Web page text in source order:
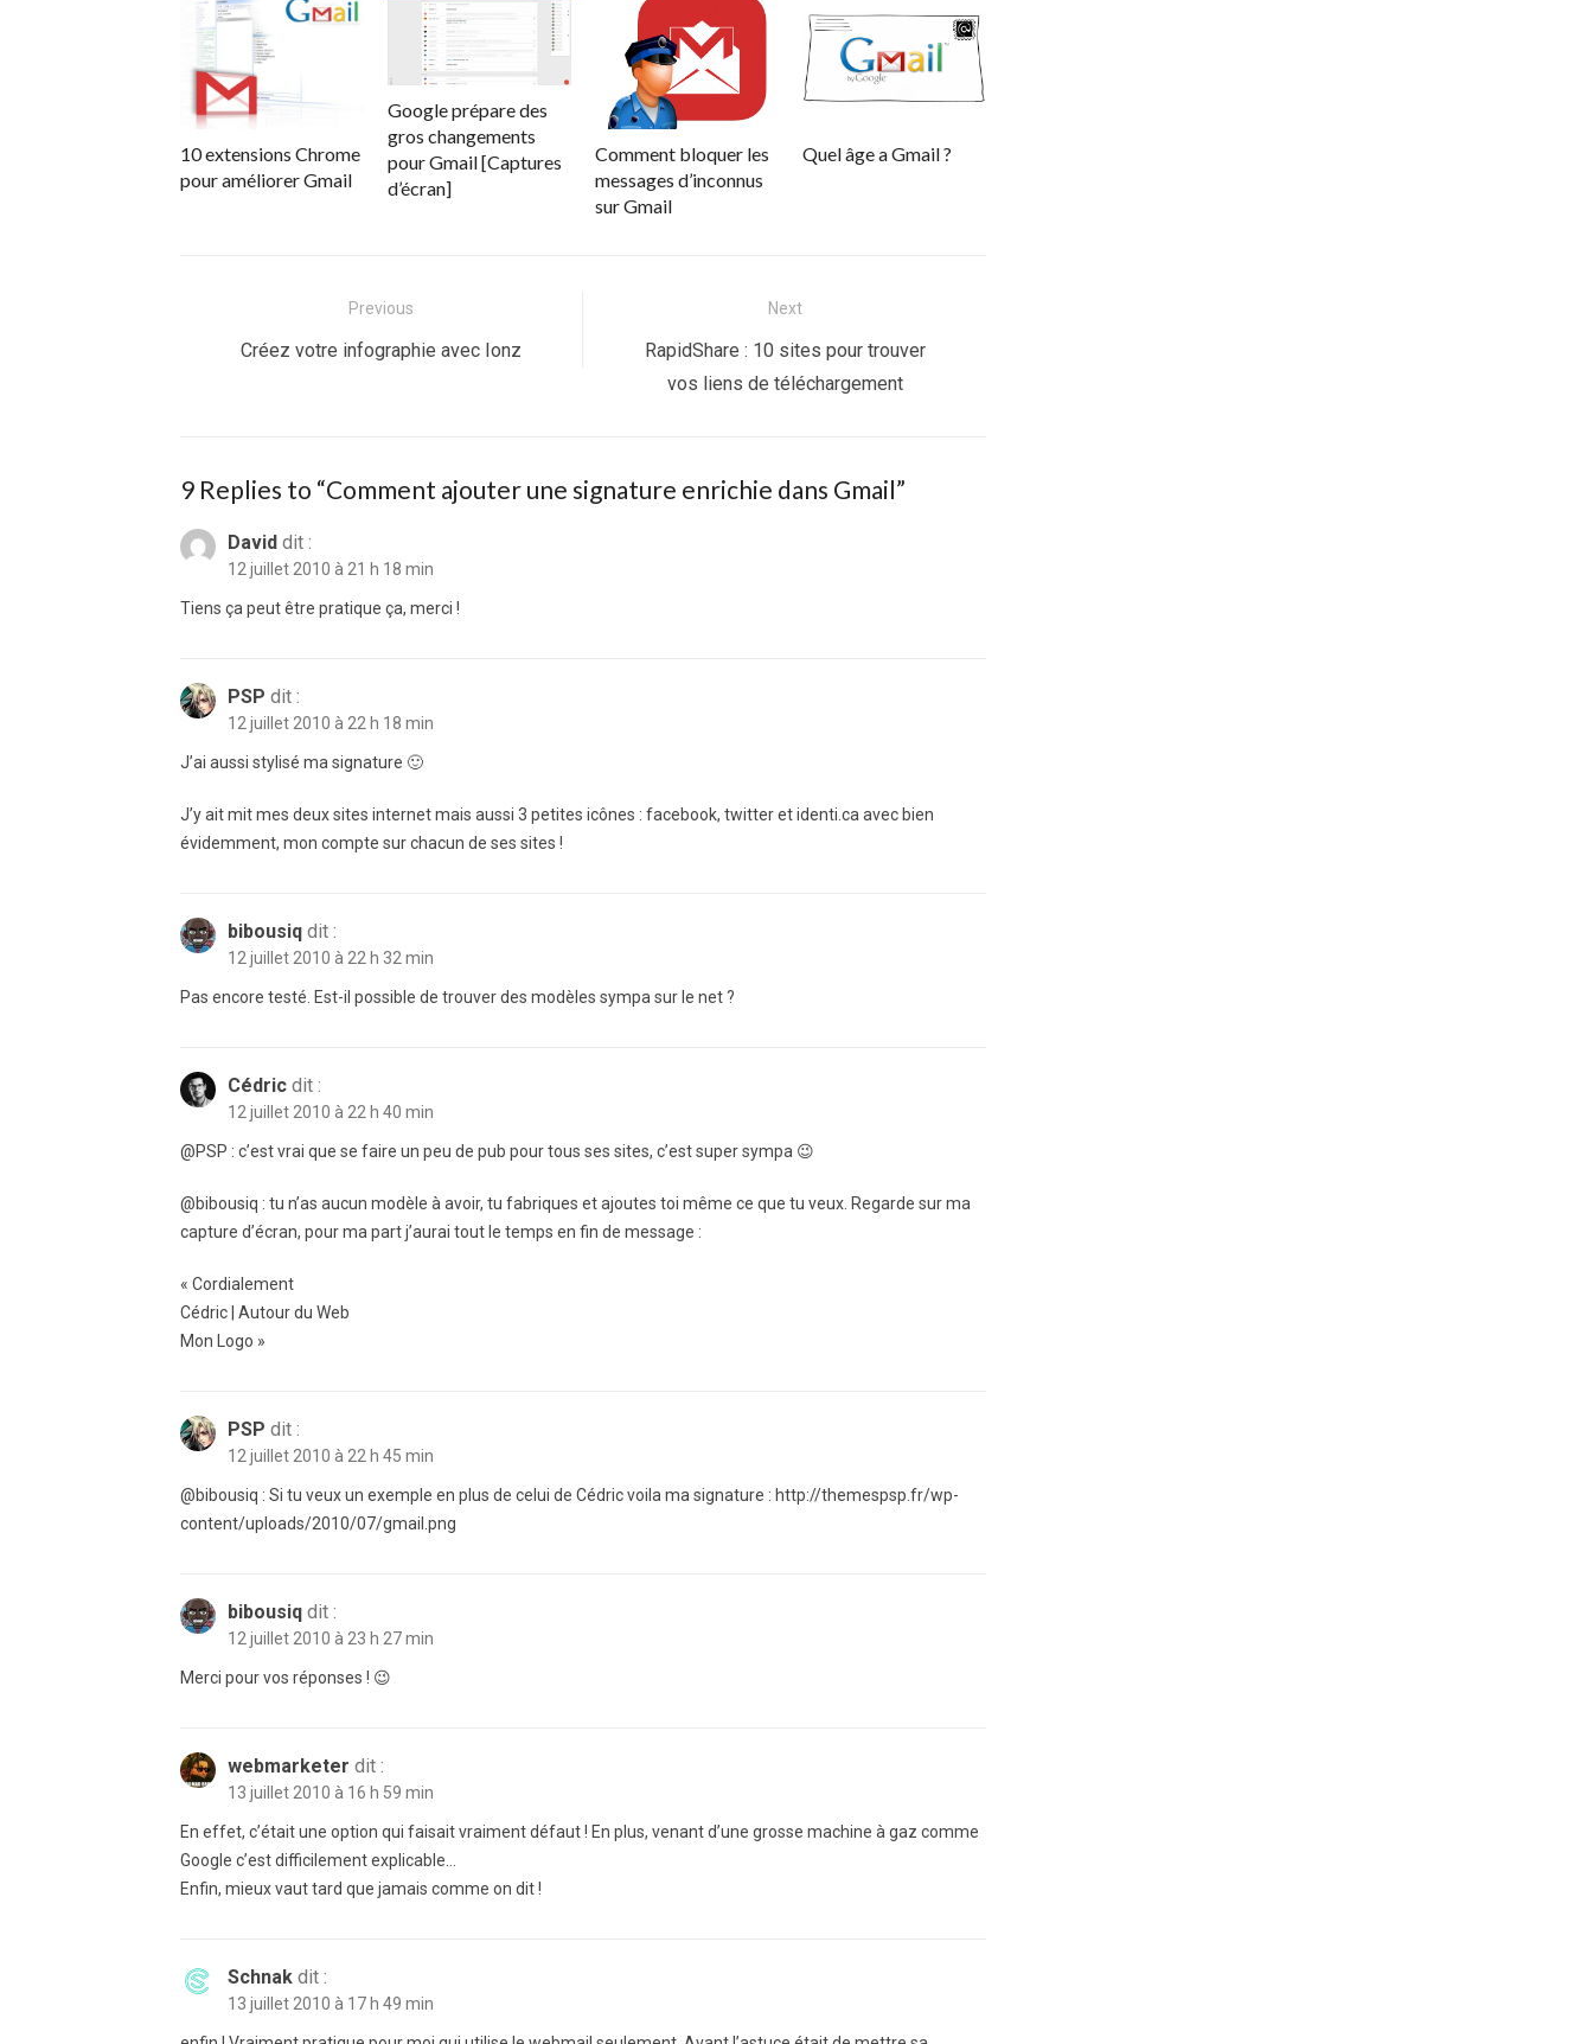
10 extensions Chrome
pour améliorer Gmail
Google prépare des
gros changements
pour Gmail [Captures
d’écran]
Comment bloquer les
messages d’inconnus
sur Gmail
Quel âge a Gmail ?
Previous
Previous
Créez votre infographie avec Ionz
Next
Next
post:
RapidShare : 10 sites pour trouver
vos liens de téléchargement
9 Replies to “Comment ajouter une signature enrichie dans Gmail”
David dit :
12 juillet 2010 à 21 h 18 min
Tiens ça peut être pratique ça, merci !
PSP dit :
12 juillet 2010 à 22 h 18 min
J’ai aussi stylisé ma signature 🙂
J’y ait mit mes deux sites internet mais aussi 3 petites icônes : facebook, twitter et identi.ca avec bien
évidemment, mon compte sur chacun de ses sites !
bibousiq dit :
12 juillet 2010 à 22 h 32 min
Pas encore testé. Est-il possible de trouver des modèles sympa sur le net ?
Cédric dit :
12 juillet 2010 à 22 h 40 min
@PSP : c’est vrai que se faire un peu de pub pour tous ses sites, c’est super sympa 😉
@bibousiq : tu n’as aucun modèle à avoir, tu fabriques et ajoutes toi même ce que tu veux. Regarde sur ma
capture d’écran, pour ma part j’aurai tout le temps en fin de message :
« Cordialement
Cédric | Autour du Web
Mon Logo »
PSP dit :
12 juillet 2010 à 22 h 45 min
@bibousiq : Si tu veux un exemple en plus de celui de Cédric voila ma signature : http://themespsp.fr/wp-
content/uploads/2010/07/gmail.png
bibousiq dit :
12 juillet 2010 à 23 h 27 min
Merci pour vos réponses ! 😉
webmarketer dit :
13 juillet 2010 à 16 h 59 min
En effet, c’était une option qui faisait vraiment défaut ! En plus, venant d’une grosse machine à gaz comme
Google c’est difficilement explicable…
Enfin, mieux vaut tard que jamais comme on dit !
Schnak dit :
13 juillet 2010 à 17 h 49 min